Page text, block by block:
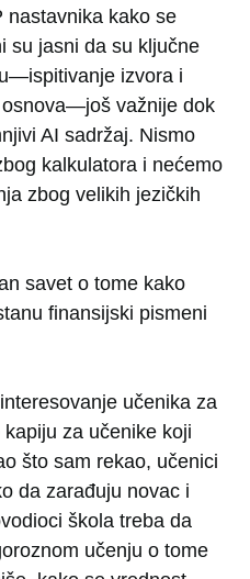
nastavnika kako se
su jasni da su ključne
izvora i
važnije dok
AI sadržaj. Nismo
kalkulatora i nećemo
zbog velikih jezičkih
savet o tome kako
finansijski pismeni
učenika za
za učenike koji
što sam rekao, učenici
da zarađuju novac i
škola treba da
učenju o tome